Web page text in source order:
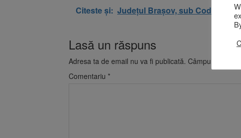
Citeste și: Județul Brașov, sub Cod
Lasă un răspuns
Adresa ta de email nu va fi publicată. Câmpurile
Comentariu *